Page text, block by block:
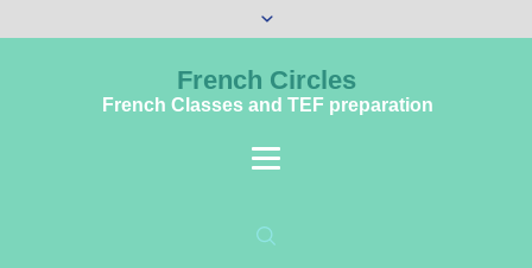
French Circles
French Classes and TEF preparation